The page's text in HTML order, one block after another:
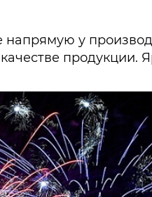
напрямую у
продукции.